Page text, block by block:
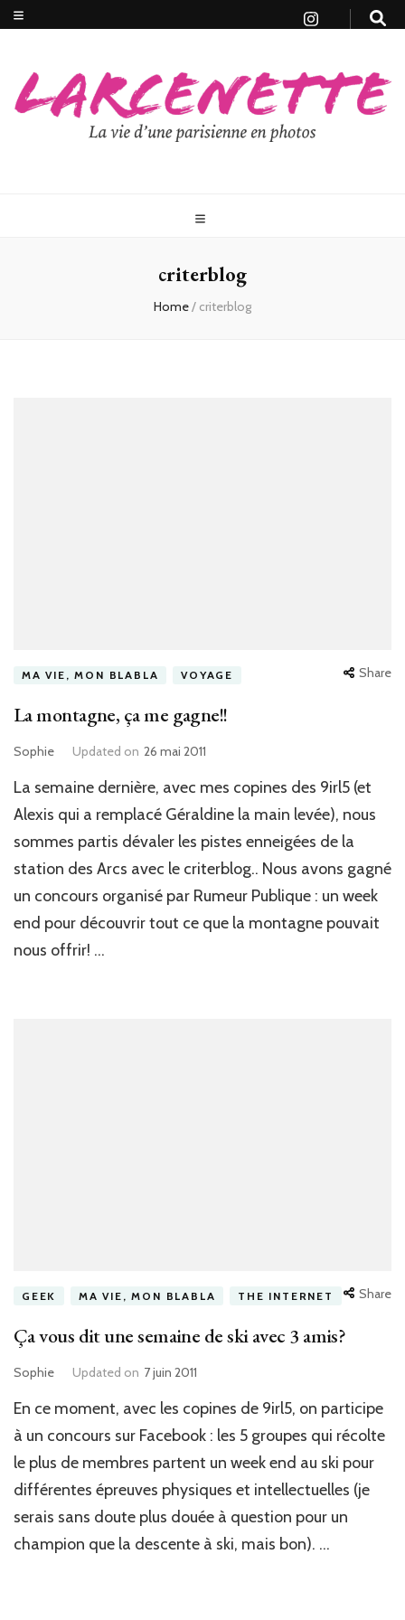
criterblog
Home/ criterblog
MA VIE, MON BLABLA VOYAGE Share
La montagne, ça me gagne!!
Sophie Updated on 26 mai 2011
La semaine dernière, avec mes copines des 9irl5 (et
Alexis qui a remplacé Géraldine la main levée), nous
sommes partis dévaler les pistes enneigées de la
station des Arcs avec le criterblog.. Nous avons gagné
un concours organisé par Rumeur Publique : un week
end pour découvrir tout ce que la montagne pouvait
nous offrir! …
GEEK MA VIE, MON BLABLA THE INTERNET Share
Ça vous dit une semaine de ski avec 3 amis?
Sophie Updated on 7 juin 2011
En ce moment, avec les copines de 9irl5, on participe
à un concours sur Facebook : les 5 groupes qui récolte
le plus de membres partent un week end au ski pour
différentes épreuves physiques et intellectuelles (je
serais sans doute plus douée à question pour un
champion que la descente à ski, mais bon). …